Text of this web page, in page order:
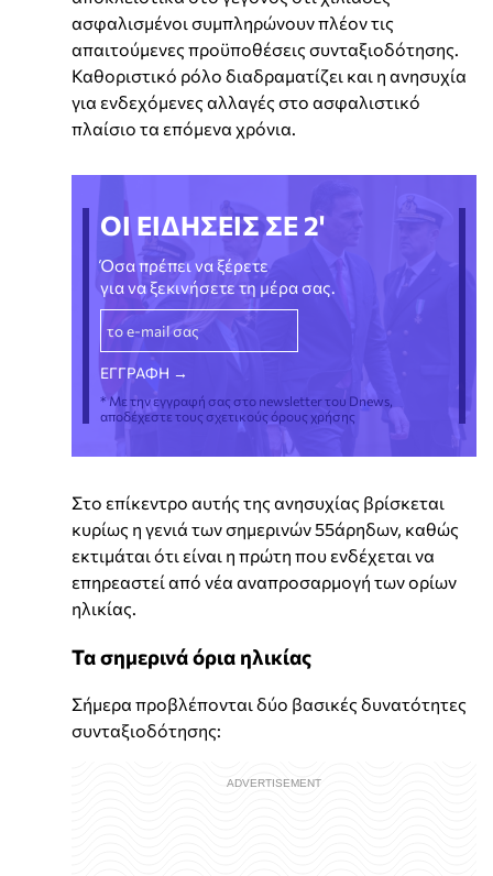
ασφαλισμένοι συμπληρώνουν πλέον τις
απαιτούμενες προϋποθέσεις συνταξιοδότησης.
Καθοριστικό ρόλο διαδραματίζει και η ανησυχία
για ενδεχόμενες αλλαγές στο ασφαλιστικό
πλαίσιο τα επόμενα χρόνια.
ΟΙ ΕΙΔΗΣΕΙΣ ΣΕ 2'
Όσα πρέπει να ξέρετε
για να ξεκινήσετε τη μέρα σας.
* Με την εγγραφή σας στο newsletter του Dnews,
αποδέχεστε τους σχετικούς όρους χρήσης
Στο επίκεντρο αυτής της ανησυχίας βρίσκεται
κυρίως η γενιά των σημερινών 55άρηδων, καθώς
εκτιμάται ότι είναι η πρώτη που ενδέχεται να
επηρεαστεί από νέα αναπροσαρμογή των ορίων
ηλικίας.
Τα σημερινά όρια ηλικίας
Σήμερα προβλέπονται δύο βασικές δυνατότητες
συνταξιοδότησης: